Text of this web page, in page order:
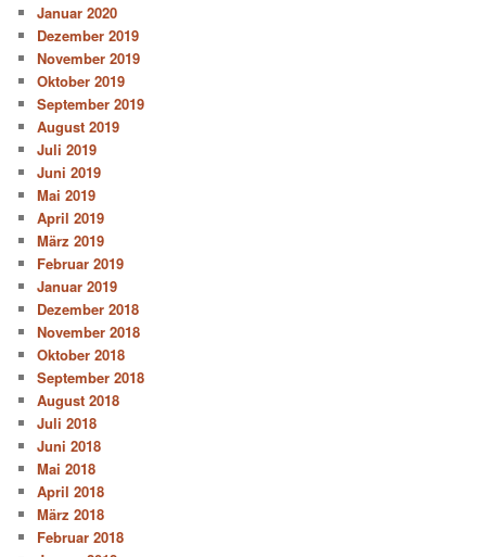
Januar 2020
Dezember 2019
November 2019
Oktober 2019
September 2019
August 2019
Juli 2019
Juni 2019
Mai 2019
April 2019
März 2019
Februar 2019
Januar 2019
Dezember 2018
November 2018
Oktober 2018
September 2018
August 2018
Juli 2018
Juni 2018
Mai 2018
April 2018
März 2018
Februar 2018